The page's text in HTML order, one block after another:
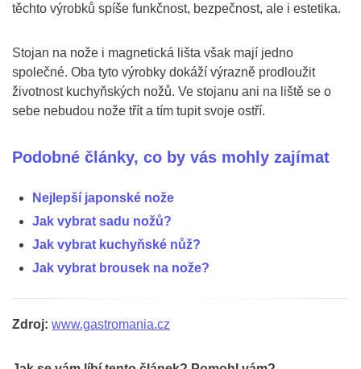
těchto výrobků spíše funkčnost, bezpečnost, ale i estetika.
Stojan na nože i magnetická lišta však mají jedno
společné. Oba tyto výrobky dokáží výrazně prodloužit
životnost kuchyňských nožů. Ve stojanu ani na liště se o
sebe nebudou nože třít a tím tupit svoje ostří.
Podobné články, co by vás mohly zajímat
Nejlepší japonské nože
Jak vybrat sadu nožů?
Jak vybrat kuchyňské nůž?
Jak vybrat brousek na nože?
Zdroj: www.gastromania.cz